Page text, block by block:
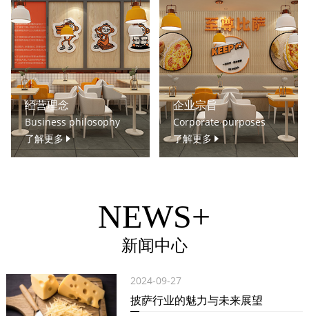
经营理念
Business philosophy
了解更多
企业宗旨
Corporate purposes
了解更多
NEWS+
新闻中心
2024-09-27
披萨行业的魅力与未来展望